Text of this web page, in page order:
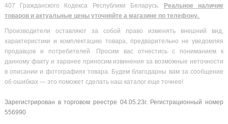
407 Гражданского Кодекса Республики Беларусь.
Реальное наличие
товаров и актуальные цены уточняйте а магазине по телефону.
Производители оставляют за собой право изменять внешний вид,
характеристики и комплектацию товара, предварительно не уведомляя
продавцов и потребителей. Просим вас отнестись с пониманием к
данному факту и заранее приносим извинения за возможные неточности
в описании и фотографиях товара. Будем благодарны вам за сообщение
об ошибках — это поможет сделать наш каталог еще точнее!
Зарегистрирован в торговом реестре 04.05.23г. Регистрационный номер
556990